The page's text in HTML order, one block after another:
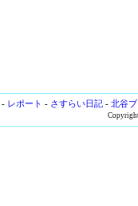
- レポート - さすらい日記- 北谷